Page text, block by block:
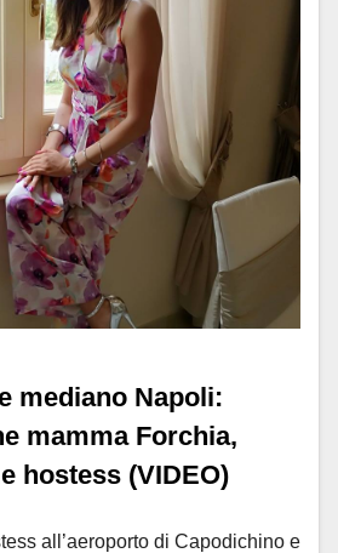
mediano Napoli:
mamma Forchia,
hostess (VIDEO)
all’aeroporto di Capodichino e